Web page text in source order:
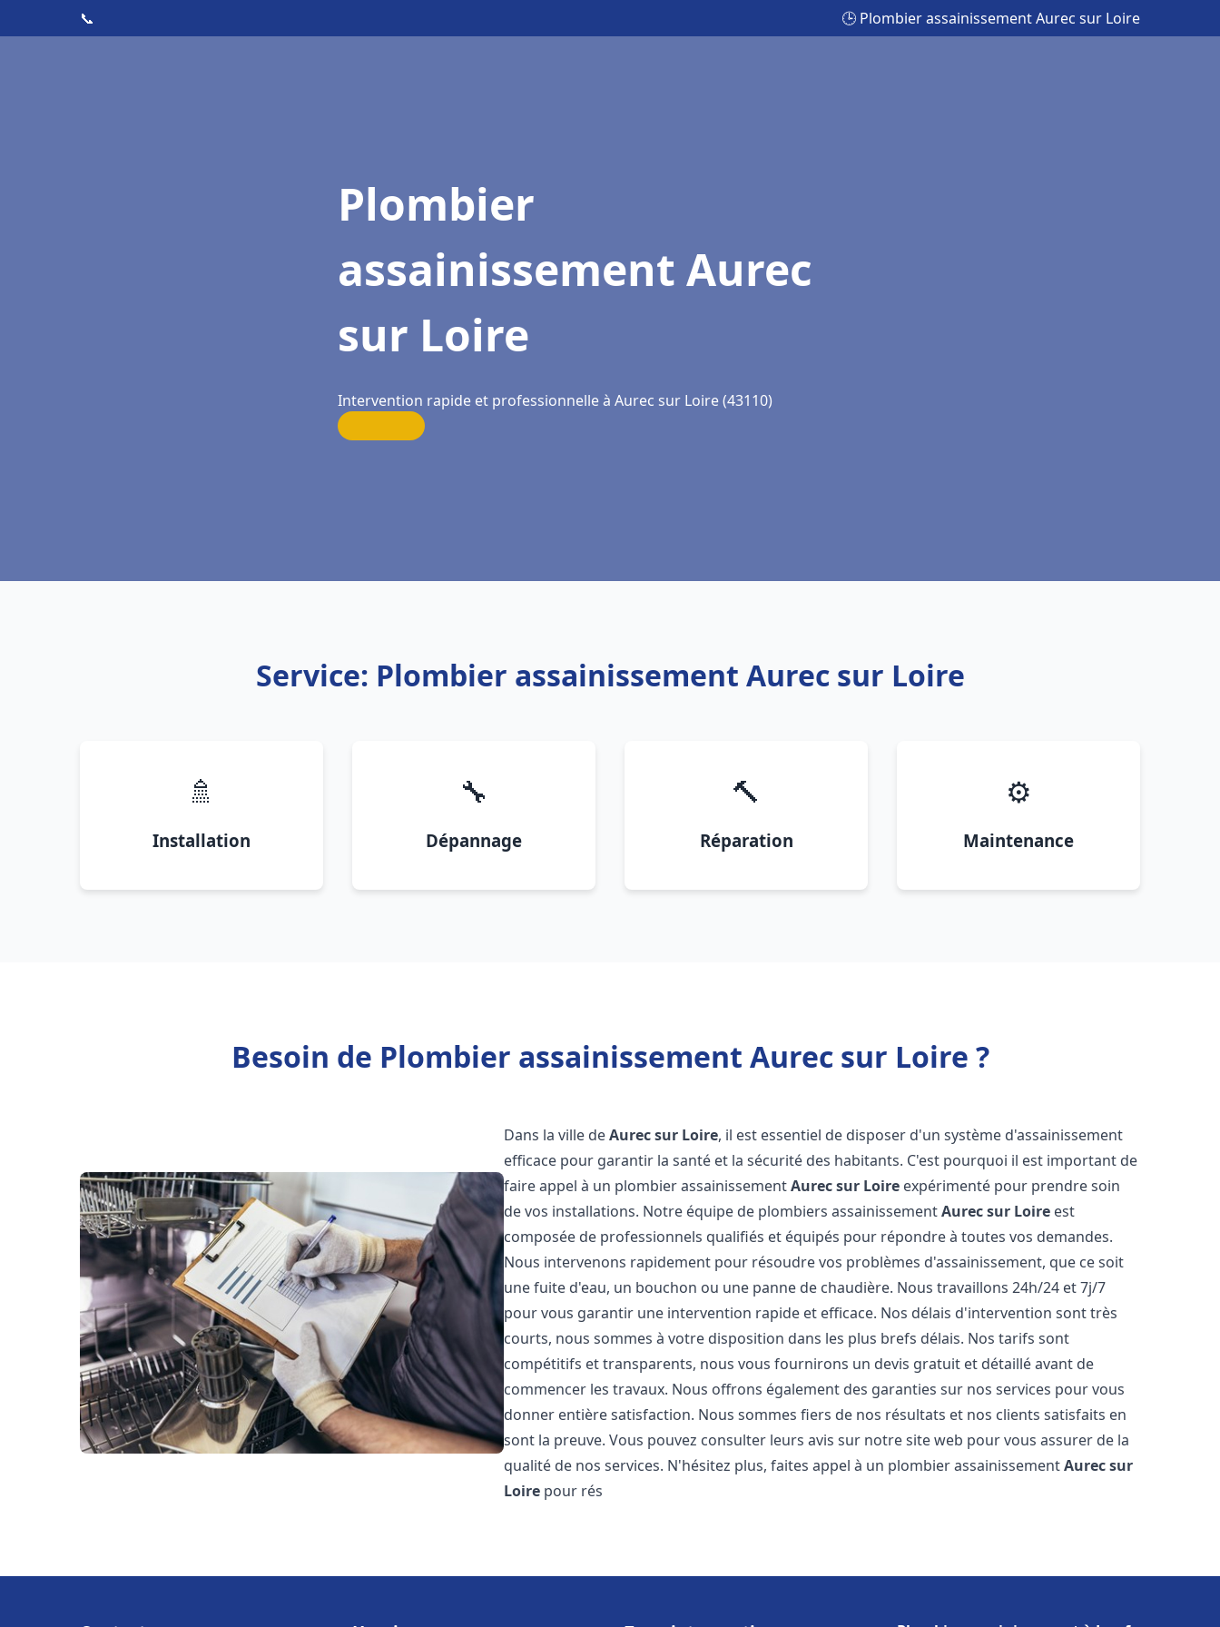
📞 🕒 Plombier assainissement Aurec sur Loire
Plombier
assainissement Aurec
sur Loire
Intervention rapide et professionnelle à Aurec sur Loire (43110)
Service: Plombier assainissement Aurec sur Loire
🚿
Installation
🔧
Dépannage
🔨
Réparation
⚙️
Maintenance
Besoin de Plombier assainissement Aurec sur Loire ?
Dans la ville deAurec sur Loire, il est essentiel de disposer d'un système d'assainissement
efficace pour garantir la santé et la sécurité des habitants. C'est pourquoi il est important de
faire appel à un plombier assainissementAurec sur Loire expérimenté pour prendre soin
de vos installations. Notre équipe de plombiers assainissementAurec sur Loire est
composée de professionnels qualifiés et équipés pour répondre à toutes vos demandes.
Nous intervenons rapidement pour résoudre vos problèmes d'assainissement, que ce soit
une fuite d'eau, un bouchon ou une panne de chaudière. Nous travaillons 24h/24 et 7j/7
pour vous garantir une intervention rapide et efficace. Nos délais d'intervention sont très
courts, nous sommes à votre disposition dans les plus brefs délais. Nos tarifs sont
compétitifs et transparents, nous vous fournirons un devis gratuit et détaillé avant de
commencer les travaux. Nous offrons également des garanties sur nos services pour vous
donner entière satisfaction. Nous sommes fiers de nos résultats et nos clients satisfaits en
sont la preuve. Vous pouvez consulter leurs avis sur notre site web pour vous assurer de la
qualité de nos services. N'hésitez plus, faites appel à un plombier assainissementAurec sur
Loire pour rés